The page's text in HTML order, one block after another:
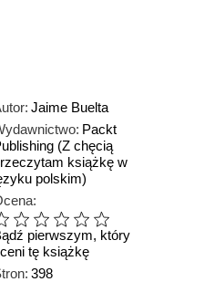
Jaime Buelta
Packt
(Z chęcią
książkę w
polskim)
pierwszym, który
tę książkę
398